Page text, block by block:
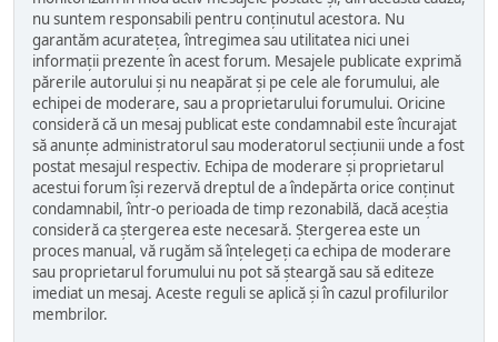
nu suntem responsabili pentru conținutul acestora. Nu
garantăm acuratețea, întregimea sau utilitatea nici unei
informații prezente în acest forum. Mesajele publicate exprimă
părerile autorului și nu neapărat și pe cele ale forumului, ale
echipei de moderare, sau a proprietarului forumului. Oricine
consideră că un mesaj publicat este condamnabil este încurajat
să anunțe administratorul sau moderatorul secțiunii unde a fost
postat mesajul respectiv. Echipa de moderare și proprietarul
acestui forum își rezervă dreptul de a îndepărta orice conținut
condamnabil, într-o perioada de timp rezonabilă, dacă aceștia
consideră ca ștergerea este necesară. Ștergerea este un
proces manual, vă rugăm să înțelegeți ca echipa de moderare
sau proprietarul forumului nu pot să șteargă sau să editeze
imediat un mesaj. Aceste reguli se aplică și în cazul profilurilor
membrilor.